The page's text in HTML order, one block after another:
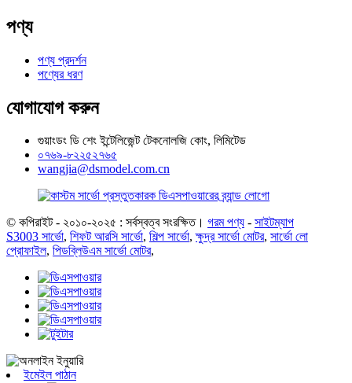
পণ্য
পণ্য প্রদর্শন
পণ্যের ধরণ
যোগাযোগ করুন
গুয়াংডং ডি শেং ইন্টেলিজেন্ট টেকনোলজি কোং, লিমিটেড
০৭৬৯-৮২২৫২৭৬৫
wangjia@dsmodel.com.cn
© কপিরাইট - ২০১০-২০২৫ : সর্বস্বত্ব সংরক্ষিত। গরম পণ্য - সাইটম্যাপ
S3003 সার্ভো, শিফট আরসি সার্ভো, শিল্প সার্ভো,ক্ষুদ্র সার্ভো মোটর, সার্ভো লো
প্রোফাইল, পিডব্লিউএম সার্ভো মোটর,
ইমেইল পাঠান